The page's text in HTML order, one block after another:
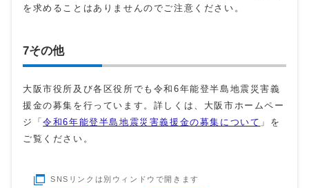
を求めることはありませんのでご注意ください。
7その他
大阪市役所及び各区役所でも令和6年能登半島地震災害義
援金の募集を行っています。詳しくは、大阪市ホームペー
ジ「令和6年能登半島地震災害義援金の募集について 」を
ご覧ください。
SNSリンクは別ウィンドウで開きます